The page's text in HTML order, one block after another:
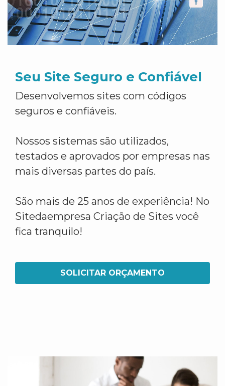
Seu Site Seguro e Confiável
Desenvolvemos sites com códigos
seguros e confiáveis.
Nossos sistemas são utilizados,
testados e aprovados por empresas nas
mais diversas partes do país.
São mais de 25 anos de experiência! No
Sitedaempresa Criação de Sites você
fica tranquilo!
SOLICITAR ORÇAMENTO